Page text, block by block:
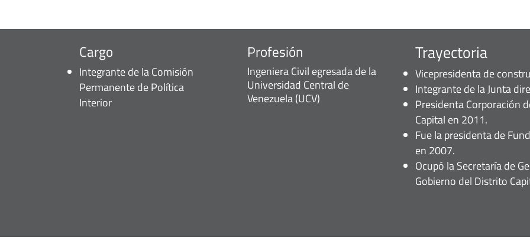
Cargo
Integrante de la Comisión
Permanente de Política
Interior
Profesión
Ingeniera Civil egresada de la
Universidad Central de
Venezuela (UCV)
Trayectoria
Vicepresidenta de
Integrante de la Junta
Presidenta Corporación
Capital en 2011.
Fue la presidenta de
en 2007.
Ocupó la Secretaría de
Gobierno del Distrito